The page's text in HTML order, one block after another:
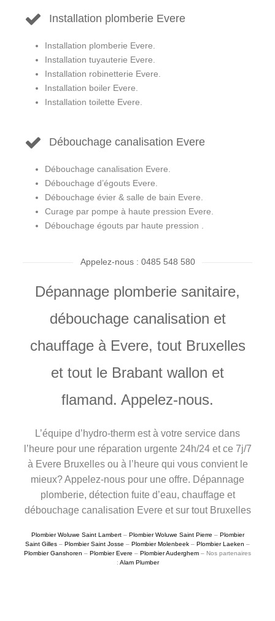
Installation plomberie Evere
Installation plomberie Evere.
Installation tuyauterie Evere.
Installation robinetterie Evere.
Installation boiler Evere.
Installation toilette Evere.
Débouchage canalisation Evere
Débouchage canalisation Evere.
Débouchage d’égouts Evere.
Débouchage évier & salle de bain Evere.
Curage par pompe à haute pression Evere.
Débouchage égouts par haute pression .
Appelez-nous : 0485 548 580
Dépannage plomberie sanitaire,
débouchage canalisation et
chauffage à Evere, tout Bruxelles
et tout le Brabant wallon et
flamand. Appelez-nous.
L’équipe d’hydro-therm est à votre service dans
l’heure pour une réparation urgente 24h/24 et ce 7j/7
à Evere Bruxelles ou à l’heure qui vous convient le
mieux? Appelez-nous pour une offre. Dépannage
plomberie, détection fuite d’eau, chauffage et
débouchage canalisation Evere et sur tout Bruxelles
Plombier Woluwe Saint Lambert– Plombier Woluwe Saint Pierre – Plombier
Saint Gilles – Plombier Saint Josse – Plombier Molenbeek – Plombier Laeken –
Plombier Ganshoren – Plombier Evere – Plombier Auderghem – Nos partenaires
: Alam Plumber